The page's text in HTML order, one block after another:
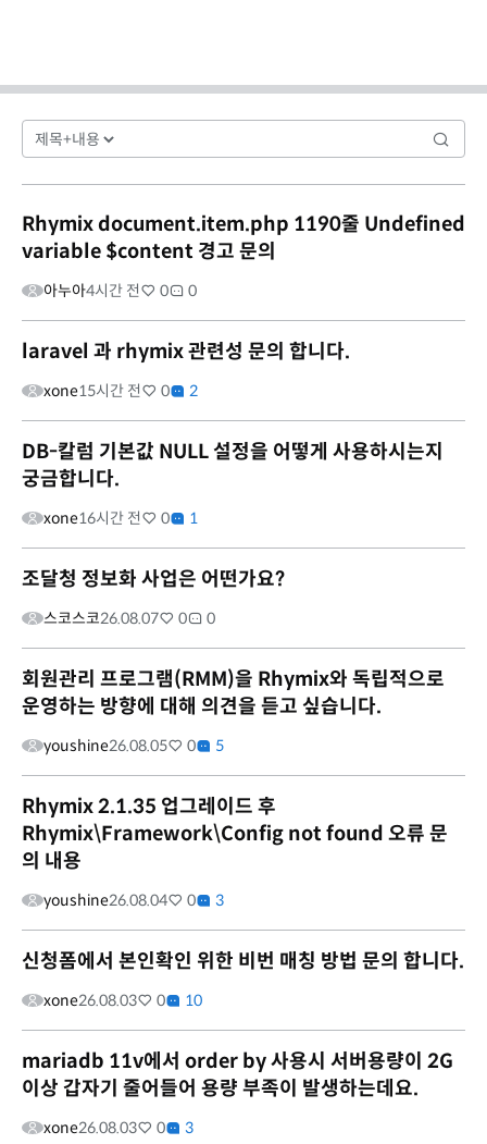
Rhymix document.item.php 1190줄 Undefined
variable $content 경고 문의
아누아4시간 전 0 0
laravel 과 rhymix 관련성 문의 합니다.
xone15시간 전 0 2
DB-칼럼 기본값 NULL 설정을 어떻게 사용하시는지
궁금합니다.
xone16시간 전 0 1
조달청 정보화 사업은 어떤가요?
스코스코26.08.07 0 0
회원관리 프로그램(RMM)을 Rhymix와 독립적으로
운영하는 방향에 대해 의견을 듣고 싶습니다.
youshine26.08.05 0 5
Rhymix 2.1.35 업그레이드 후
Rhymix\Framework\Config not found 오류 문
의 내용
youshine26.08.04 0 3
신청폼에서 본인확인 위한 비번 매칭 방법 문의 합니다.
xone26.08.03 0 10
mariadb 11v에서 order by 사용시 서버용량이 2G
이상 갑자기 줄어들어 용량 부족이 발생하는데요.
xone26.08.03 0 3